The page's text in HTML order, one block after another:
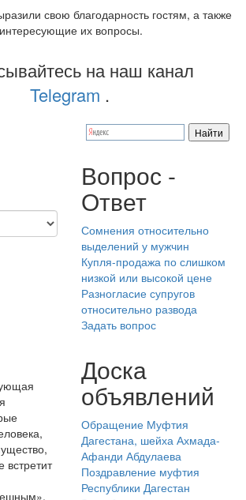
свою благодарность гостям, а также
их вопросы.
на наш канал
Telegram .
встретит
Вопрос -
Ответ
Сомнения относительно
выделений у мужчин
Купля-продажа по слишком
низкой или высокой цене
Разногласие супругов
относительно развода
Задать вопрос
Доска
объявлений
Обращение Муфтия
Дагестана, шейха Ахмада-
Афанди Абдулаева
Поздравление муфтия
Республики Дагестан